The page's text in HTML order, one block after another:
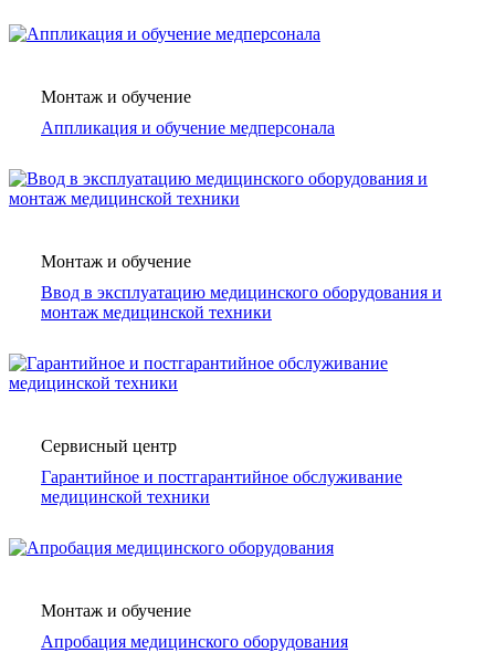
Монтаж и обучение
Аппликация и обучение медперсонала
Монтаж и обучение
Ввод в эксплуатацию медицинского оборудования и
монтаж медицинской техники
Сервисный центр
Гарантийное и постгарантийное обслуживание
медицинской техники
Монтаж и обучение
Апробация медицинского оборудования